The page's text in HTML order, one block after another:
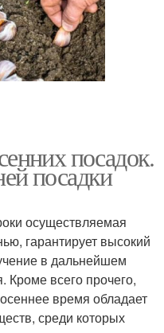
посадок.
посадки
осуществляемая
гарантирует высокий
в дальнейшем
Кроме всего прочего,
время обладает
среди которых